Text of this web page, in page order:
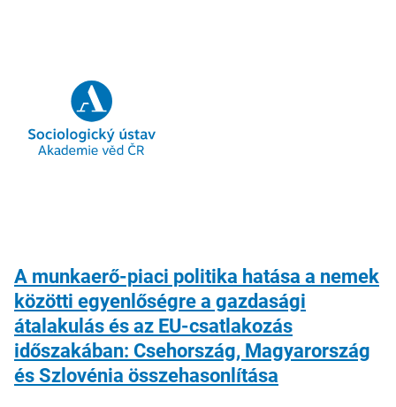
A munkaerő-piaci politika hatása a nemek
közötti egyenlőségre a gazdasági
átalakulás és az EU-csatlakozás
időszakában: Csehország, Magyarország
és Szlovénia összehasonlítása